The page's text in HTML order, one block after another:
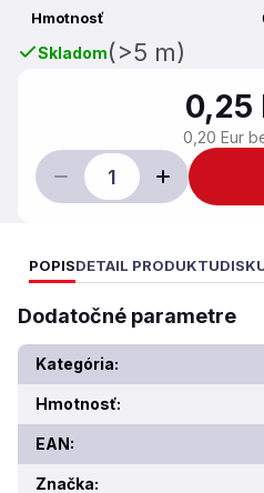
Hmotnosť
Skladom(>5 m)
0,25
0,20 Eur
POPISDETAIL PRODUKTU
Dodatočné parametre
Kategória:
Hmotnosť:
EAN:
Značka: